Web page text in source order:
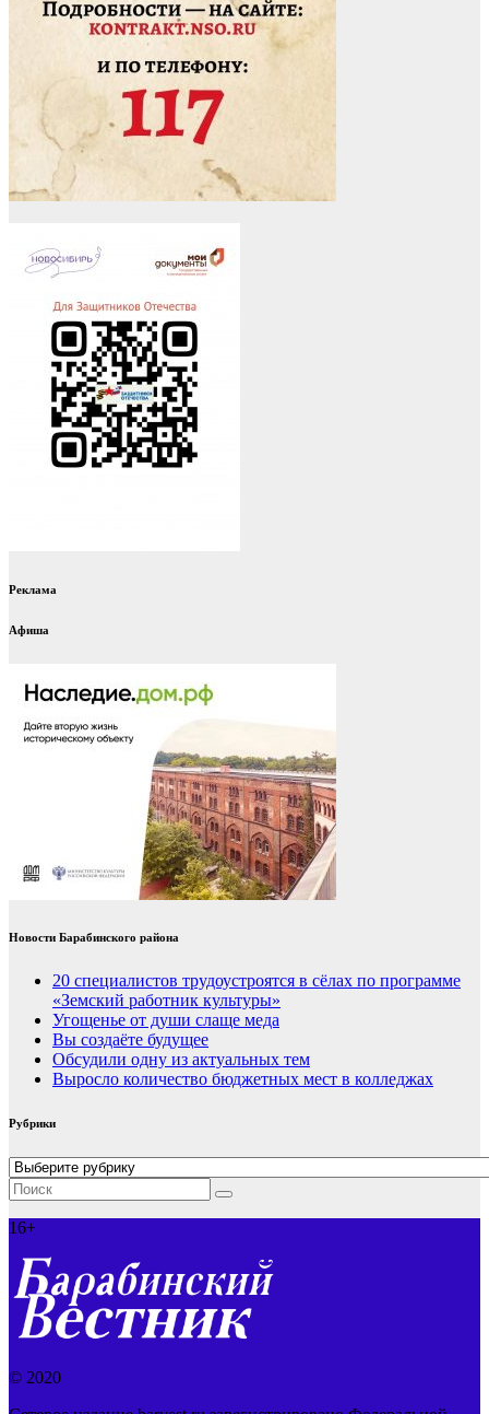
Реклама
Афиша
Новости Барабинского района
20 специалистов трудоустроятся в сёлах по программе
«Земский работник культуры»
Угощенье от души слаще меда
Вы создаёте будущее
Обсудили одну из актуальных тем
Выросло количество бюджетных мест в колледжах
Рубрики
Рубрики
16+
© 2020